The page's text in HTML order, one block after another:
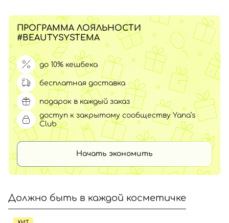
ПРОГРАММА ЛОЯЛЬНОСТИ
#BEAUTYSYSTEMA
до 10% кешбека
бесплатная доставка
подарок в каждый заказ
доступ к закрытому сообществу Yana’s
Club
Начать экономить
Должно быть в каждой косметичке